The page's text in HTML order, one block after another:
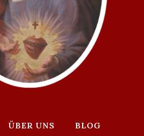
ÜBER UNS BLOG